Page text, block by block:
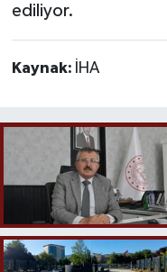
ediliyor.
Kaynak: İHA